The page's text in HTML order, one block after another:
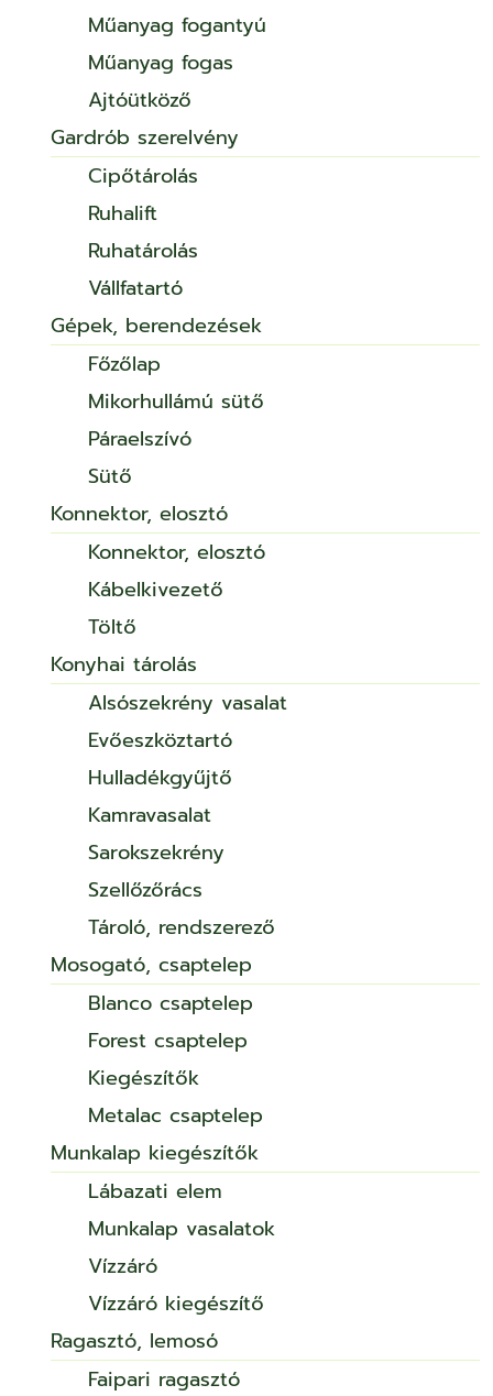
Műanyag fogantyú
Műanyag fogas
Ajtóütköző
Gardrób szerelvény
Cipőtárolás
Ruhalift
Ruhatárolás
Vállfatartó
Gépek, berendezések
Főzőlap
Mikorhullámú sütő
Páraelszívó
Sütő
Konnektor, elosztó
Konnektor, elosztó
Kábelkivezető
Töltő
Konyhai tárolás
Alsószekrény vasalat
Evőeszköztartó
Hulladékgyűjtő
Kamravasalat
Sarokszekrény
Szellőzőrács
Tároló, rendszerező
Mosogató, csaptelep
Blanco csaptelep
Forest csaptelep
Kiegészítők
Metalac csaptelep
Munkalap kiegészítők
Lábazati elem
Munkalap vasalatok
Vízzáró
Vízzáró kiegészítő
Ragasztó, lemosó
Faipari ragasztó